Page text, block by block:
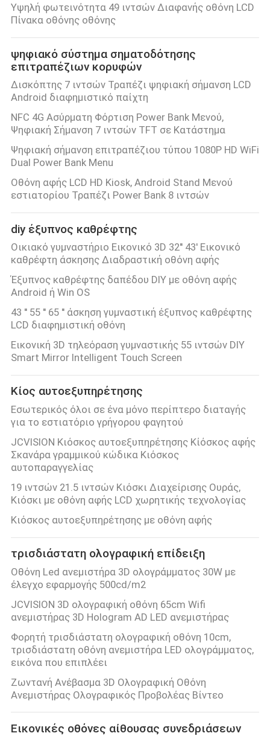
Υψηλή φωτεινότητα 49 ιντσών Διαφανής οθόνη LCD
Πίνακα οθόνης οθόνης
ψηφιακό σύστημα σηματοδότησης
επιτραπέζιων κορυφών
Δισκόπτης 7 ιντσών Τραπέζι ψηφιακή σήμανση LCD
Android διαφημιστικό παίχτη
NFC 4G Ασύρματη Φόρτιση Power Bank Μενού,
Ψηφιακή Σήμανση 7 ιντσών TFT σε Κατάστημα
Ψηφιακή σήμανση επιτραπέζιου τύπου 1080P HD WiFi
Dual Power Bank Menu
Οθόνη αφής LCD HD Kiosk, Android Stand Μενού
εστιατορίου Τραπέζι Power Bank 8 ιντσών
diy έξυπνος καθρέφτης
Οικιακό γυμναστήριο Εικονικό 3D 32'' 43' Εικονικό
καθρέφτη άσκησης Διαδραστική οθόνη αφής
Έξυπνος καθρέφτης δαπέδου DIY με οθόνη αφής
Android ή Win OS
43 ′′ 55 ′′ 65 ′′ άσκηση γυμναστική έξυπνος καθρέφτης
LCD διαφημιστική οθόνη
Εικονική 3D τηλεόραση γυμναστικής 55 ιντσών DIY
Smart Mirror Intelligent Touch Screen
Κίος αυτοεξυπηρέτησης
Εσωτερικός όλοι σε ένα μόνο περίπτερο διαταγής
για το εστιατόριο γρήγορου φαγητού
JCVISION Κιόσκος αυτοεξυπηρέτησης Κίόσκος αφής
Σκανάρα γραμμικού κώδικα Κιόσκος
αυτοπαραγγελίας
19 ιντσών 21.5 ιντσών Κιόσκι Διαχείρισης Ουράς,
Κιόσκι με οθόνη αφής LCD χωρητικής τεχνολογίας
Κιόσκος αυτοεξυπηρέτησης με οθόνη αφής
τρισδιάστατη ολογραφική επίδειξη
Οθόνη Led ανεμιστήρα 3D ολογράμματος 30W με
έλεγχο εφαρμογής 500cd/m2
JCVISION 3D ολογραφική οθόνη 65cm Wifi
ανεμιστήρας 3D Hologram AD LED ανεμιστήρας
Φορητή τρισδιάστατη ολογραφική οθόνη 10cm,
τρισδιάστατη οθόνη ανεμιστήρα LED ολογράμματος,
εικόνα που επιπλέει
Ζωντανή Ανέβασμα 3D Ολογραφική Οθόνη
Ανεμιστήρας Ολογραφικός Προβολέας Βίντεο
Εικονικές οθόνες αίθουσας συνεδριάσεων